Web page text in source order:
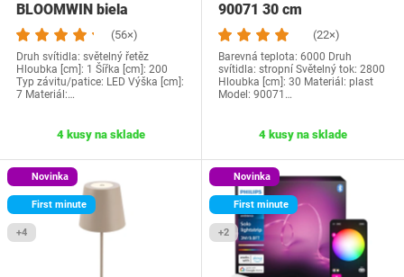
BLOOMWIN biela
(56×)
Druh svítidla: světelný řetěz
Hloubka [cm]: 1 Šířka [cm]: 200
Typ závitu/patice: LED Výška [cm]:
7 Materiál:…
4 kusy na sklade
90071 30 cm
(22×)
Barevná teplota: 6000 Druh
svítidla: stropní Světelný tok: 2800
Hloubka [cm]: 30 Materiál: plast
Model: 90071…
4 kusy na sklade
Novinka
First minute
+4
Novinka
First minute
+2